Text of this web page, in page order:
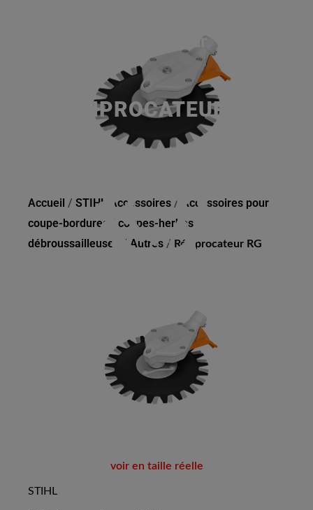
RÉCIPROCATEUR RG
Accueil / STIHL Accessoires /
Accessoires pour
coupe-bordures / coupes-herbes /
débroussailleuses
/ Autres / Réciprocateur RG
voir en taille réelle
STIHL